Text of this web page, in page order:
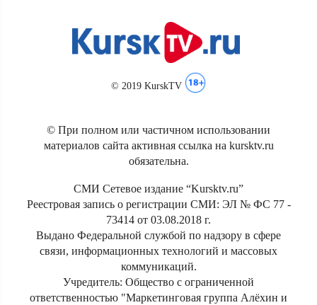
© 2019 KurskTV
© При полном или частичном использовании
материалов сайта активная ссылка на kursktv.ru
обязательна.
СМИ Сетевое издание “Kursktv.ru”
Реестровая запись о регистрации СМИ: ЭЛ № ФС 77 -
73414 от 03.08.2018 г.
Выдано Федеральной службой по надзору в сфере
связи, информационных технологий и массовых
коммуникаций.
Учредитель: Общество с ограниченной
ответственностью "Маркетинговая группа Алёхин и